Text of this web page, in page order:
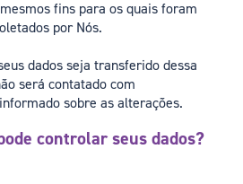
fins para os quais foram
por Nós.
dados seja transferido dessa
será contatado com
sobre as alterações.
controlar seus dados?